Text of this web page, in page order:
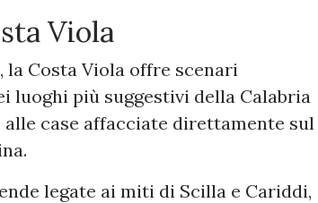
Viola
la Costa Viola offre scenari
luoghi più suggestivi della Calabria
case affacciate direttamente sul
legate ai miti di Scilla e Cariddi,